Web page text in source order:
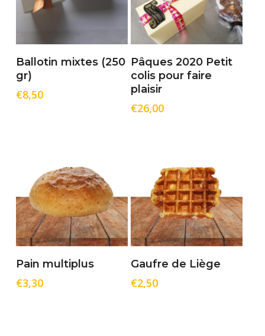
Ajouter Au Panier
Ballotin mixtes (250
gr)
€8,50
Ajouter Au Panier
Pâques 2020 Petit
colis pour faire
plaisir
€26,00
Ajouter Au Panier
Pain multiplus
€3,30
Ajouter Au Panier
Gaufre de Liège
€2,50